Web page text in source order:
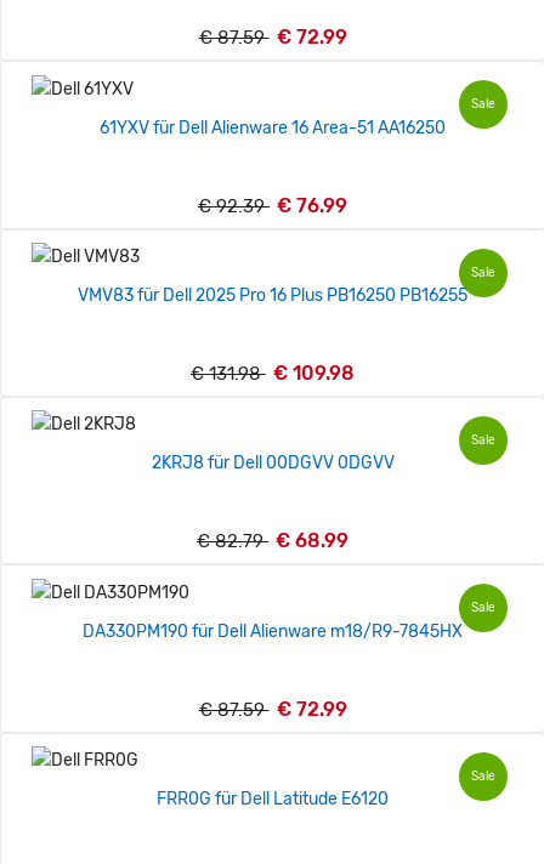
€ 87.59 € 72.99
Sale
61YXV für Dell Alienware 16 Area-51 AA16250
€ 92.39 € 76.99
Sale
VMV83 für Dell 2025 Pro 16 Plus PB16250 PB16255
€ 131.98 € 109.98
Sale
2KRJ8 für Dell 00DGVV 0DGVV
€ 82.79 € 68.99
Sale
DA330PM190 für Dell Alienware m18/R9-7845HX
€ 87.59 € 72.99
Sale
FRR0G für Dell Latitude E6120